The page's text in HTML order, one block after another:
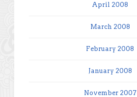
April 2008
March 2008
February 2008
January 2008
November 2007